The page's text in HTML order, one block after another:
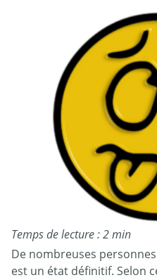
Temps de lecture : 2 min
De nombreuses
est un état définitif. Selon